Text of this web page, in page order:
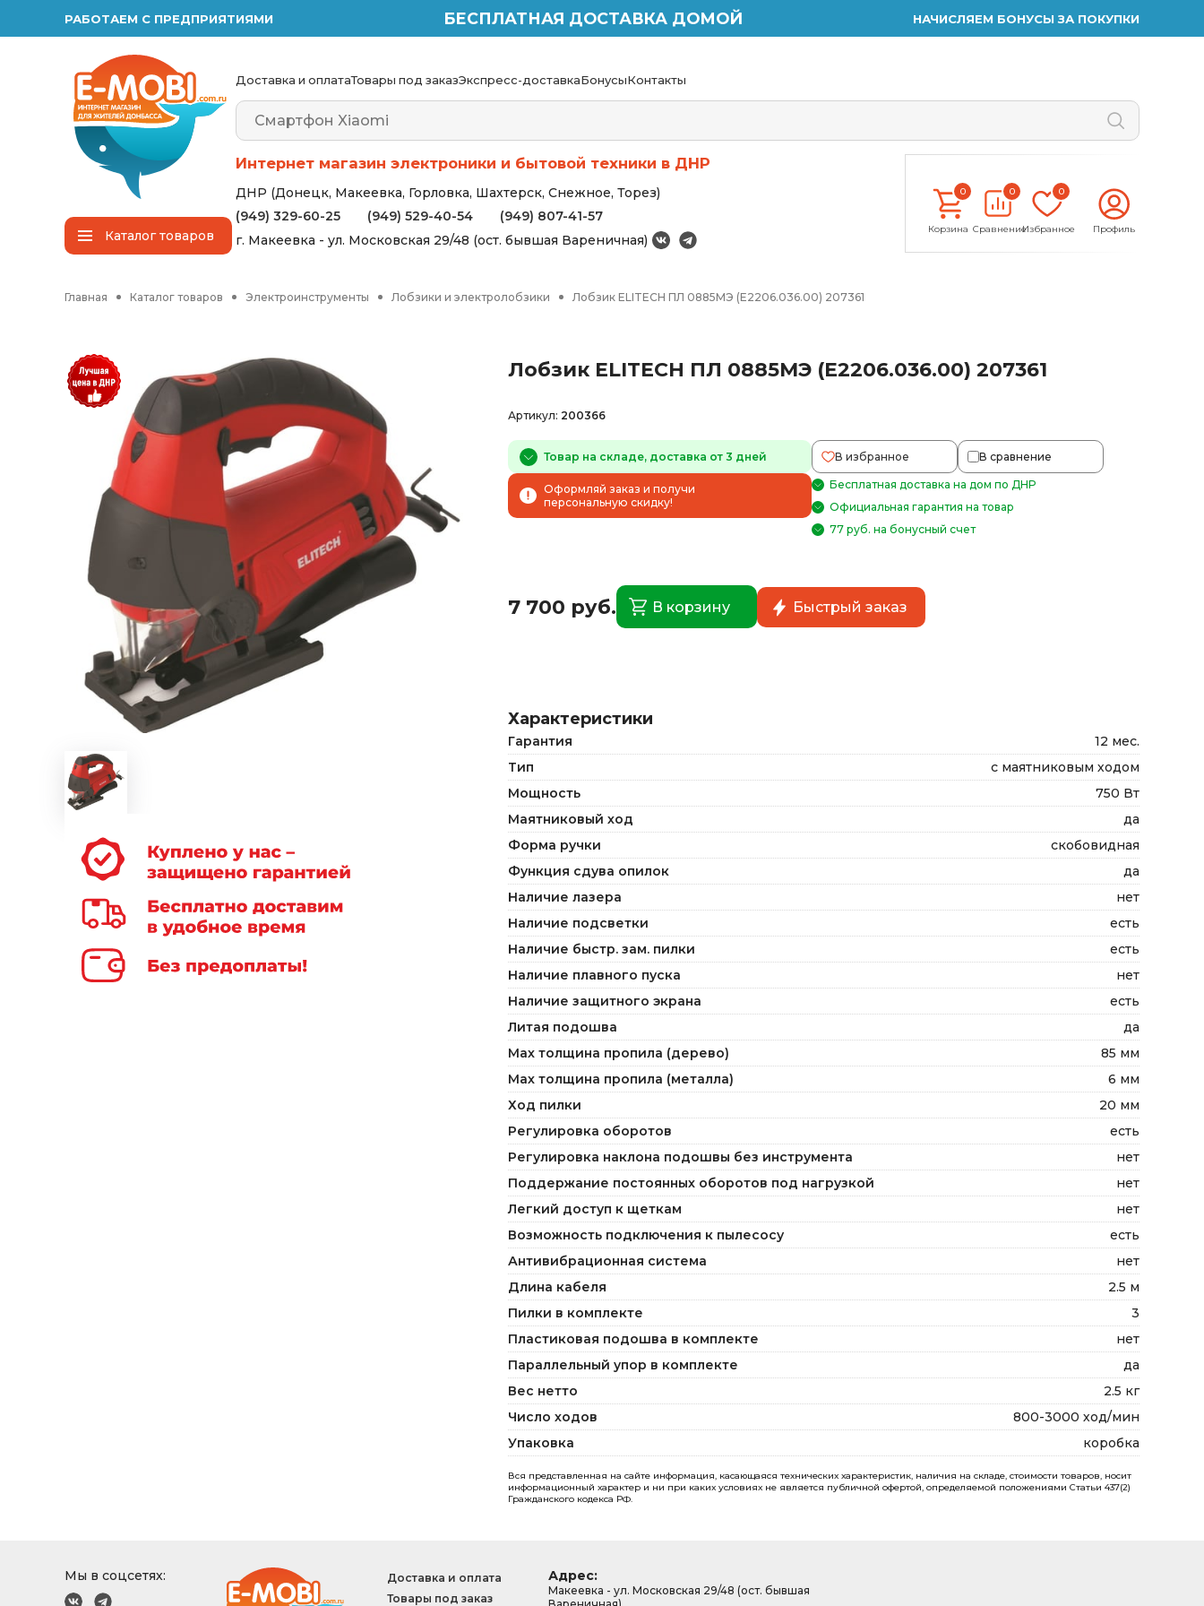
РАБОТАЕМ С ПРЕДПРИЯТИЯМИ БЕСПЛАТНАЯ ДОСТАВКА ДОМОЙ НАЧИСЛЯЕМ БОНУСЫ ЗА ПОКУПКИ
Каталогтоваров
Доставка и оплатаТовары под заказЭкспресс-доставкаБонусыКонтакты
Интернет магазин электроники и бытовой техники в ДНР
ДНР (Донецк, Макеевка, Горловка, Шахтерск, Снежное, Торез)
(949) 329-60-25
(949) 529-40-54
(949) 807-41-57
г. Макеевка - ул. Московская 29/48 (ост. бывшая Вареничная)
0
Корзина
0
Сравнение
0
Избранное Профиль
Главная Каталог товаров Электроинструменты Лобзики и электролобзики Лобзик ELITECH ПЛ 0885МЭ (E2206.036.00) 207361
Лобзик ELITECH ПЛ 0885МЭ (E2206.036.00) 207361
Артикул: 200366
Товар на складе, доставка от 3 дней В избранное В сравнение
Оформляй заказ и получи
персональную скидку!
Бесплатная доставка на дом по ДНР
Официальная гарантия на товар
77 руб. на бонусный счет
7 700 руб. В корзину Быстрый заказ
Характеристики
Гарантия
12 мес.
Тип
с маятниковым ходом
Мощность
750 Вт
Маятниковый ход
да
Форма ручки
скобовидная
Функция сдува опилок
да
Наличие лазера
нет
Наличие подсветки
есть
Наличие быстр. зам. пилки
есть
Наличие плавного пуска
нет
Наличие защитного экрана
есть
Литая подошва
да
Мах толщина пропила (дерево)
85 мм
Мах толщина пропила (металла)
6 мм
Ход пилки
20 мм
Регулировка оборотов
есть
Регулировка наклона подошвы без инструмента
нет
Поддержание постоянных оборотов под нагрузкой
нет
Легкий доступ к щеткам
нет
Возможность подключения к пылесосу
есть
Антивибрационная система
нет
Длина кабеля
2.5 м
Пилки в комплекте
3
Пластиковая подошва в комплекте
нет
Параллельный упор в комплекте
да
Вес нетто
2.5 кг
Число ходов
800-3000 ход/мин
Упаковка
коробка
Вся представленная на сайте информация, касающаяся технических характеристик, наличия на складе, стоимости товаров, носит
информационный характер и ни при каких условиях не является публичной офертой, определяемой положениями Статьи 437(2)
Гражданского кодекса РФ.
Мы в соцсетях:
Доставка и оплата
Товары под заказ
Адрес:
Макеевка - ул. Московская 29/48 (ост. бывшая